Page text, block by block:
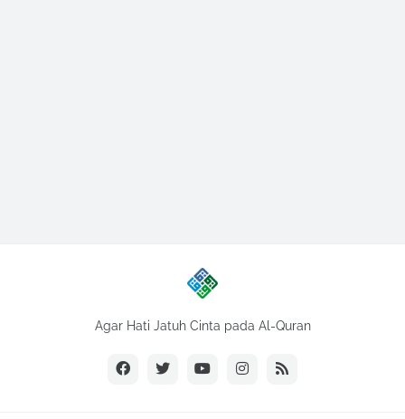
Agar Hati Jatuh Cinta pada Al-Quran